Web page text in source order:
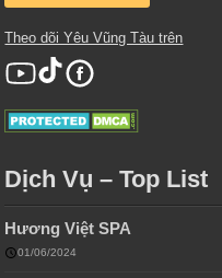
Theo dõi Yêu Vũng Tàu trên
Dịch Vụ – Top List
Hương Việt SPA
01/06/2024